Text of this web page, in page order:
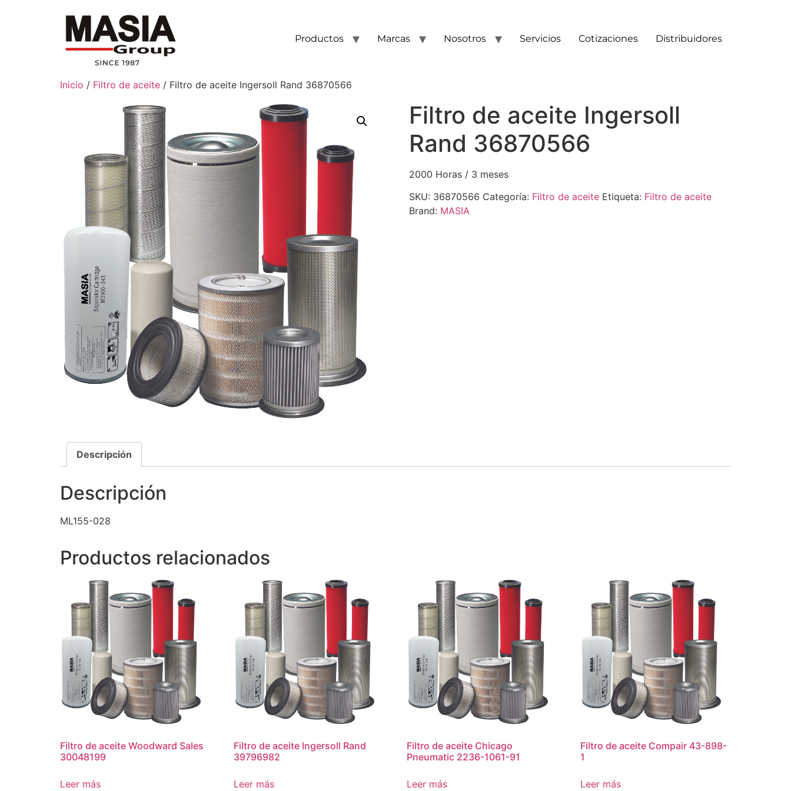
Productos Marcas Nosotros Servicios Cotizaciones Distribuidores
Inicio / Filtro de aceite / Filtro de aceite Ingersoll Rand 36870566
Filtro de aceite Ingersoll
Rand 36870566
2000 Horas / 3 meses
SKU: 36870566 Categoría: Filtro de aceite Etiqueta: Filtro de aceite
Brand: MASIA
Descripción
Descripción
ML155-028
Productos relacionados
Filtro de aceite Woodward Sales
30048199
Leer más
Filtro de aceite Ingersoll Rand
39796982
Leer más
Filtro de aceite Chicago
Pneumatic 2236-1061-91
Leer más
Filtro de aceite Compair 43-898-
1
Leer más